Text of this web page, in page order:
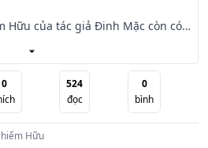
Hữu của tác giả Đinh Mặc còn có
quan rất cuồng một cô gái. Cô
một ngày nọ cô nhận đước khúc
0
524
đọc
0
bình
Hữu